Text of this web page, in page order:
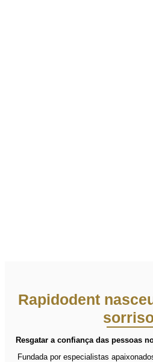
Rapidodent
Resgatar a confiança das pessoas
Fundada por especialistas